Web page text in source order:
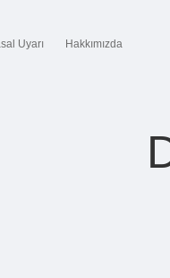
Uyarı Hakkımızda